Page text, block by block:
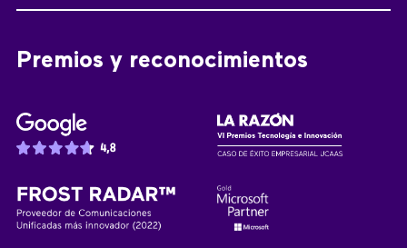
Premios y reconocimientos